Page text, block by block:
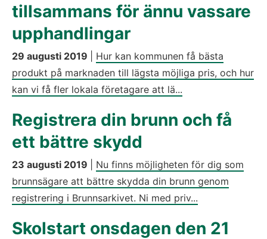
tillsammans för ännu vassare
upphandlingar
29 augusti 2019
Hur kan kommunen få bästa
produkt på marknaden till lägsta möjliga pris, och hur
kan vi få fler lokala företagare att lä...
Registrera din brunn och få
ett bättre skydd
23 augusti 2019
Nu finns möjligheten för dig som
brunnsägare att bättre skydda din brunn genom
registrering i Brunnsarkivet. Ni med priv...
Skolstart onsdagen den 21